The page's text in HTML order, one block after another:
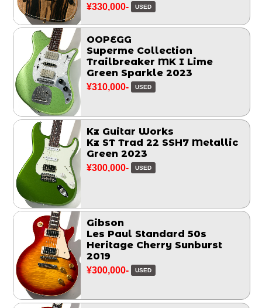
¥330,000- USED
OOPEGG
Superme Collection
Trailbreaker MK I Lime
Green Sparkle 2023
¥310,000- USED
Kz Guitar Works
Kz ST Trad 22 SSH7 Metallic
Green 2023
¥300,000- USED
Gibson
Les Paul Standard 50s
Heritage Cherry Sunburst
2019
¥300,000- USED